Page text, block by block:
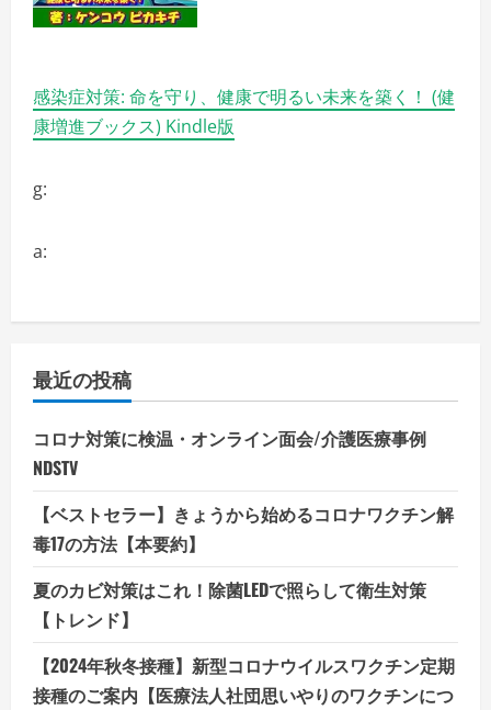
く
だ
感染症対策: 命を守り、健康で明るい未来を築く！ (健
康増進ブックス) Kindle版
g:
a:
最近の投稿
コロナ対策に検温・オンライン面会/介護医療事例
NDSTV
【ベストセラー】きょうから始めるコロナワクチン解
毒17の方法【本要約】
夏のカビ対策はこれ！除菌LEDで照らして衛生対策
【トレンド】
【2024年秋冬接種】新型コロナウイルスワクチン定期
接種のご案内【医療法人社団思いやりのワクチンにつ